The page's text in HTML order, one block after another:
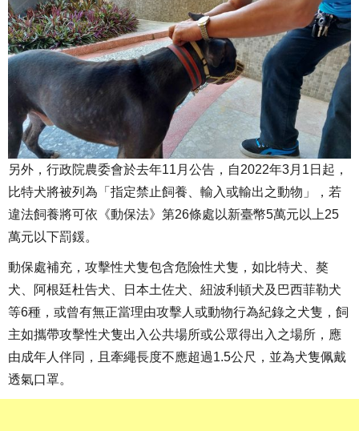
另外，行政院農委會於去年11月公告，自2022年3月1日起，
比特犬將被列為「指定禁止飼養、輸入或輸出之動物」，若
違法飼養將可依《動保法》第26條處以新臺幣5萬元以上25
萬元以下罰鍰。
動保處補充，攻擊性犬隻包含危險性犬隻，如比特犬、獒
犬、阿根廷杜告犬、日本土佐犬、紐波利頓犬及巴西菲勒犬
等6種，或曾有無正當理由攻擊人或動物行為紀錄之犬隻，飼
主如攜帶攻擊性犬隻出入公共場所或公眾得出入之場所，應
由成年人伴同，且牽繩長度不應超過1.5公尺，並為犬隻佩戴
透氣口罩。